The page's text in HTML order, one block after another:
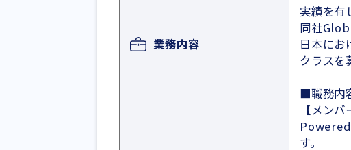
業務内容
実績を有
同社
日本に
クラスを
■職務内
【メン
す。